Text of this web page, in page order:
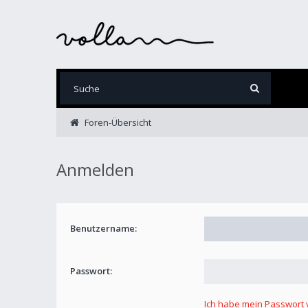
Foren-Übersicht
Anmelden
Benutzername:
Passwort:
Ich habe mein Passwort